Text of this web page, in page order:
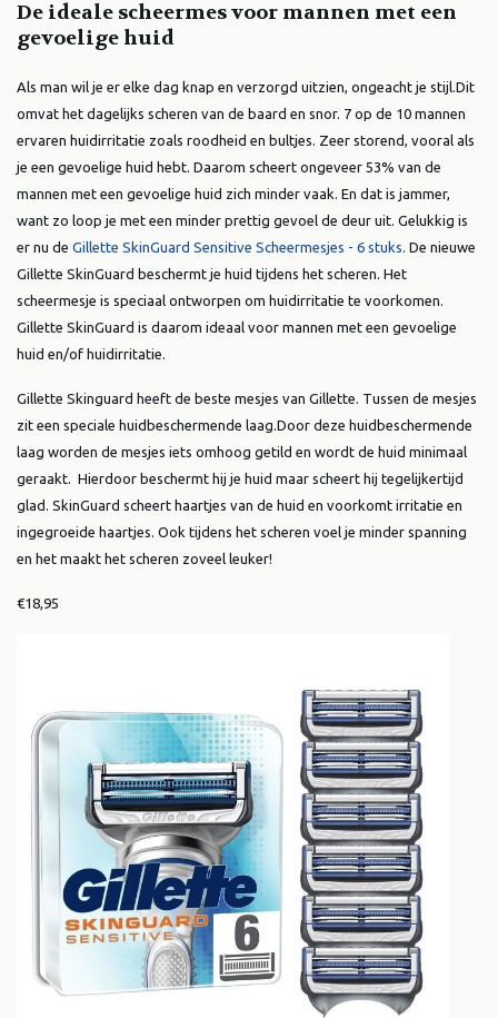
De ideale scheermes voor mannen met een
gevoelige huid
Als man wil je er elke dag knap en verzorgd uitzien, ongeacht je stijl. Dit
omvat het dagelijks scheren van de baard en snor. 7 op de 10 mannen
ervaren huidirritatie zoals roodheid en bultjes. Zeer storend, vooral als
je een gevoelige huid hebt. Daarom scheert ongeveer 53% van de
mannen met een gevoelige huid zich minder vaak. En dat is jammer,
want zo loop je met een minder prettig gevoel de deur uit. Gelukkig is
er nu de Gillette SkinGuard Sensitive Scheermesjes - 6 stuks . De nieuwe
Gillette SkinGuard beschermt je huid tijdens het scheren. Het
scheermesje is speciaal ontworpen om huidirritatie te voorkomen.
Gillette SkinGuard is daarom ideaal voor mannen met een gevoelige
huid en/of huidirritatie.
Gillette Skinguard heeft de beste mesjes van Gillette. Tussen de mesjes
zit een speciale huidbeschermende laag. Door deze huidbeschermende
laag worden de mesjes iets omhoog getild en wordt de huid minimaal
geraakt. Hierdoor beschermt hij je huid maar scheert hij tegelijkertijd
glad. SkinGuard scheert haartjes van de huid en voorkomt irritatie en
ingegroeide haartjes. Ook tijdens het scheren voel je minder spanning
en het maakt het scheren zoveel leuker!
€18,95